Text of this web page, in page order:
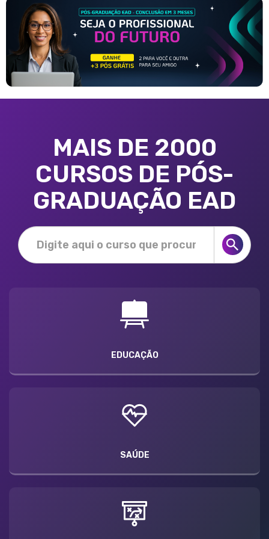
MAIS DE 2000
CURSOS DE PÓS-
GRADUAÇÃO EAD
EDUCAÇÃO
SAÚDE